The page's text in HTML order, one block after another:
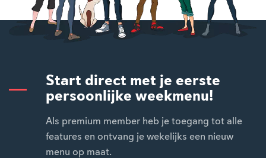
Start direct met je eerste
persoonlijke weekmenu!
Als premium member heb je toegang tot alle
features en ontvang je wekelijks een nieuw
menu op maat.